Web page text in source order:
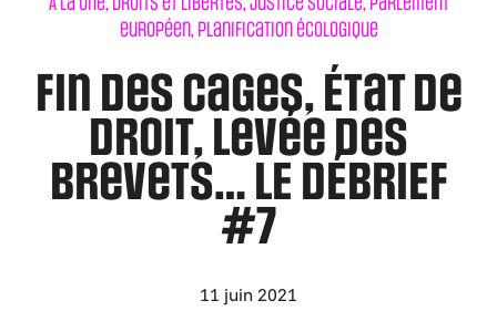
européen,Planification écologique
Fin des cages, État de
droit, levée des
brevets… LE DÉBRIEF
#7
11 juin 2021